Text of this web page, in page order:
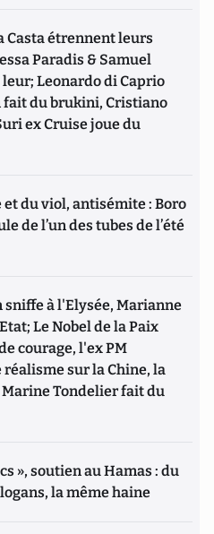
Casta étrennent leurs
Paradis & Samuel
Leonardo di Caprio
fait du brukini, Cristiano
ex Cruise joue du
du viol, antisémite : Boro
de l’un des tubes de l’été
sniffe à l'Elysée, Marianne
Le Nobel de la Paix
courage, l'ex PM
sur la Chine, la
Marine Tondelier fait du
», soutien au Hamas : du
la même haine